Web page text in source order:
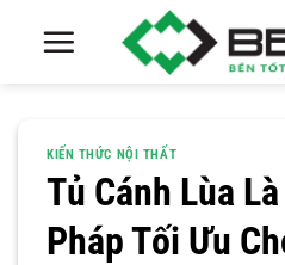
KIẾN THỨC NỘI THẤT
Tủ Cánh Lùa
Pháp Tối Ưu